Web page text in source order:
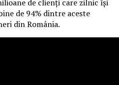
de clienți care zilnic își
de 94% dintre aceste
din România.